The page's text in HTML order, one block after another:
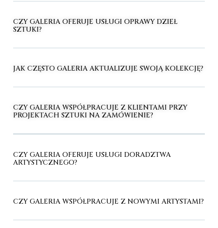
CZY GALERIA OFERUJE USŁUGI OPRAWY DZIEŁ
SZTUKI?
JAK CZĘSTO GALERIA AKTUALIZUJE SWOJĄ KOLEKCJĘ?
CZY GALERIA WSPÓŁPRACUJE Z KLIENTAMI PRZY
PROJEKTACH SZTUKI NA ZAMÓWIENIE?
CZY GALERIA OFERUJE USŁUGI DORADZTWA
ARTYSTYCZNEGO?
CZY GALERIA WSPÓŁPRACUJE Z NOWYMI ARTYSTAMI?